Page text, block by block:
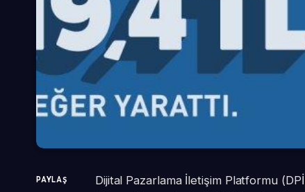
PAYLAŞ
Dijital Pazarlama İletişim Platformu